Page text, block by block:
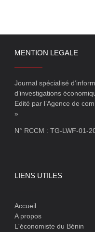
MENTION LEGALE
Journal spécialisé
d’investigations
Edité par l’Agence de
»
N° RCCM : TG-LWF-01-
LIENS UTILES
Accueil
A propos
L'économiste du Bénin